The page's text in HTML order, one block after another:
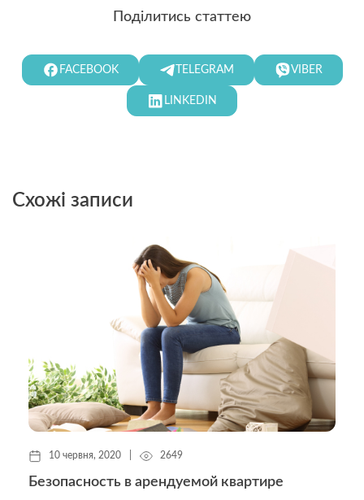
Поділитись статтею
FACEBOOK TELEGRAM VIBER
LINKEDIN
Схожі записи
10 червня, 2020 2649
Безопасность в арендуемой квартире